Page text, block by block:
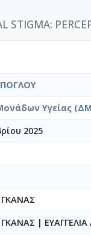
STIGMA:
Υγείας
2025
|